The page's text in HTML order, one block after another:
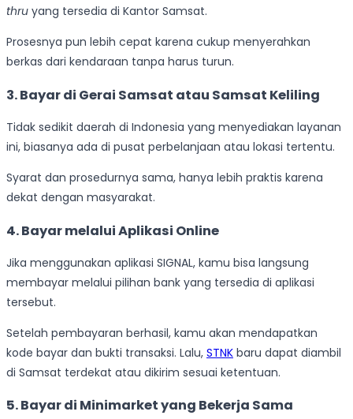
thru yang tersedia di Kantor Samsat.
Prosesnya pun lebih cepat karena cukup menyerahkan
berkas dari kendaraan tanpa harus turun.
3. Bayar di Gerai Samsat atau Samsat Keliling
Tidak sedikit daerah di Indonesia yang menyediakan layanan
ini, biasanya ada di pusat perbelanjaan atau lokasi tertentu.
Syarat dan prosedurnya sama, hanya lebih praktis karena
dekat dengan masyarakat.
4. Bayar melalui Aplikasi Online
Jika menggunakan aplikasi SIGNAL, kamu bisa langsung
membayar melalui pilihan bank yang tersedia di aplikasi
tersebut.
Setelah pembayaran berhasil, kamu akan mendapatkan
kode bayar dan bukti transaksi. Lalu, STNK baru dapat diambil
di Samsat terdekat atau dikirim sesuai ketentuan.
5. Bayar di Minimarket yang Bekerja Sama